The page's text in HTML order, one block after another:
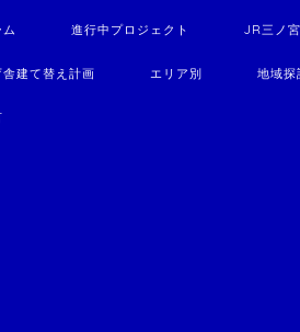
進行中プロジェクト JR三ノ
舎建て替え計画 エリア別 地域探